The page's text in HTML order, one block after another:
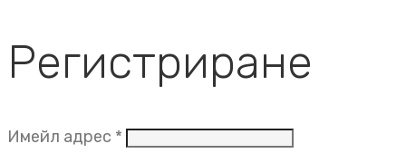
Регистриране
Имейл адрес * Задължително